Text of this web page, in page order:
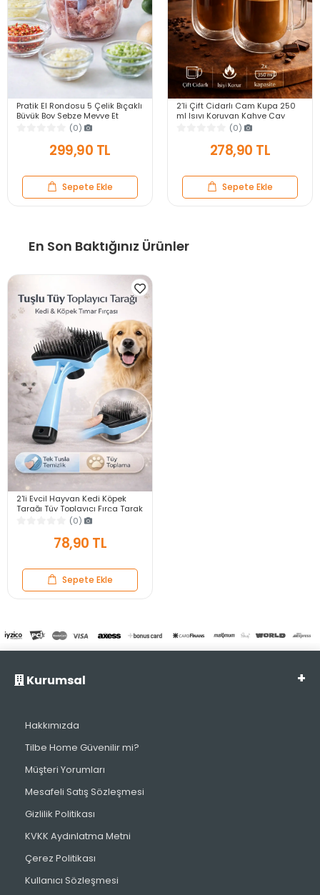
Pratik El Rondosu 5 Çelik Bıçaklı
Büyük Boy Sebze Meyve Et
Soğan Doğrayıcı Blender Rende
(0)
299,90 TL
Sepete Ekle
2’li Çift Cidarlı Cam Kupa 250
ml Isıyı Koruyan Kahve Çay
Fincanı Kulplu Espresso Cam
(0)
278,90 TL
Sepete Ekle
En Son Baktığınız Ürünler
2'li Evcil Hayvan Kedi Köpek
Tarağı Tüy Toplayıcı Fırça Tarak
Tımar Etme Kaşıma Tarağı
(0)
78,90 TL
Sepete Ekle
Kurumsal
Hakkımızda
Tilbe Home Güvenilir mi?
Müşteri Yorumları
Mesafeli Satış Sözleşmesi
Gizlilik Politikası
KVKK Aydınlatma Metni
Çerez Politikası
Kullanıcı Sözleşmesi